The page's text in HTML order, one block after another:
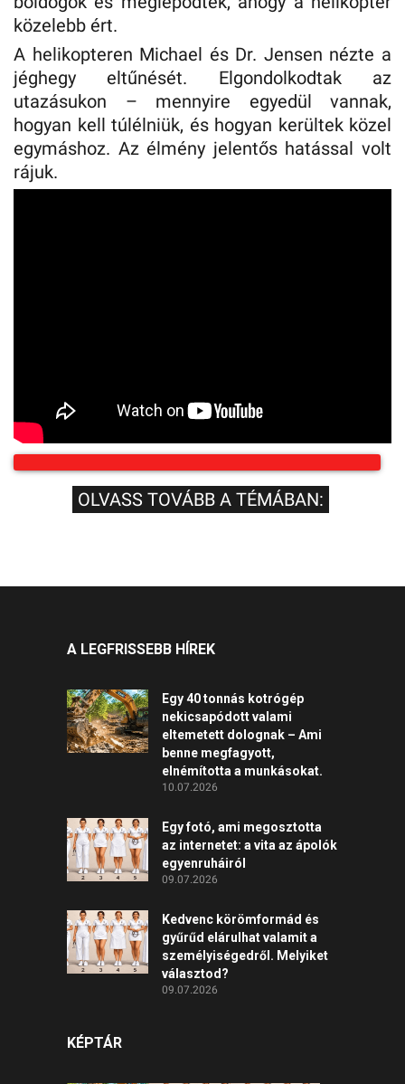
közelebb ért.
A helikopteren Michael és Dr. Jensen nézte a
jéghegy eltűnését. Elgondolkodtak az
utazásukon – mennyire egyedül vannak,
hogyan kell túlélniük, és hogyan kerültek közel
egymáshoz. Az élmény jelentős hatással volt
rájuk.
OLVASS TOVÁBB A TÉMÁBAN:
A LEGFRISSEBB HÍREK
Egy 40 tonnás kotrógép
nekicsapódott valami
eltemetett dolognak – Ami
benne megfagyott,
elnémította a munkásokat.
10.07.2026
Egy fotó, ami megosztotta
az internetet: a vita az ápolók
egyenruháiról
09.07.2026
Kedvenc körömformád és
gyűrűd elárulhat valamit a
személyiségedről. Melyiket
választod?
09.07.2026
KÉPTÁR